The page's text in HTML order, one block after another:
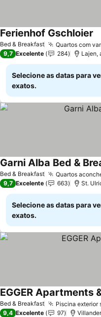
Bed & Breakfast Quartos com
Ferienhof Gschloier
9,7 Excelente 284 Lajen,
Selecione as datas para
exatos.
Bed & Breakfast
Garni Alba Bed &
9,7 Excelente 663 St.
Selecione as datas para
exatos.
Bed & Breakfast Piscina exterior
EGGER Apartments
9,4 Excelente 97